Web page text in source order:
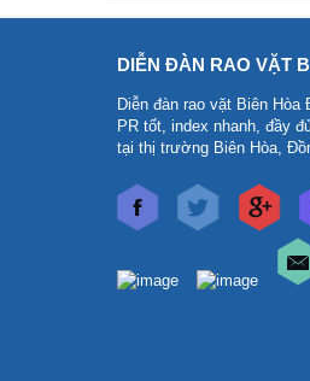
DIỄN ĐÀN RAO VẶT
Diễn đàn rao vặt Biên Hòa
PR tốt, index nhanh, đầy
tại thị trường Biên Hòa,